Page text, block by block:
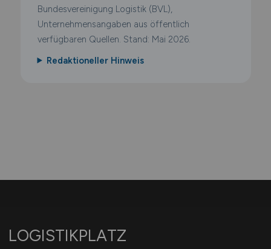
Bundesvereinigung Logistik (BVL),
Unternehmensangaben aus öffentlich
verfügbaren Quellen. Stand: Mai 2026.
Redaktioneller Hinweis
LOGISTIKPLATZ